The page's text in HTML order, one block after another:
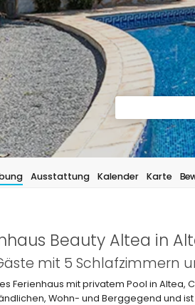
Ausstattung Kalender Karte
Beauty Altea in
mit 5 Schlafzimmern
Ferienhaus mit privatem Pool in Altea,
Wohn- und Berggegend und